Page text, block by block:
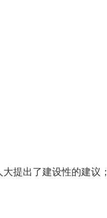
提出了建设性的建议；